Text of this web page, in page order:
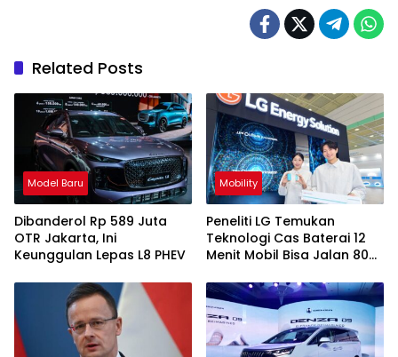
Related Posts
Model Baru
Dibanderol Rp 589 Juta
OTR Jakarta, Ini
Keunggulan Lepas L8 PHEV
Mobility
Peneliti LG Temukan
Teknologi Cas Baterai 12
Menit Mobil Bisa Jalan 800